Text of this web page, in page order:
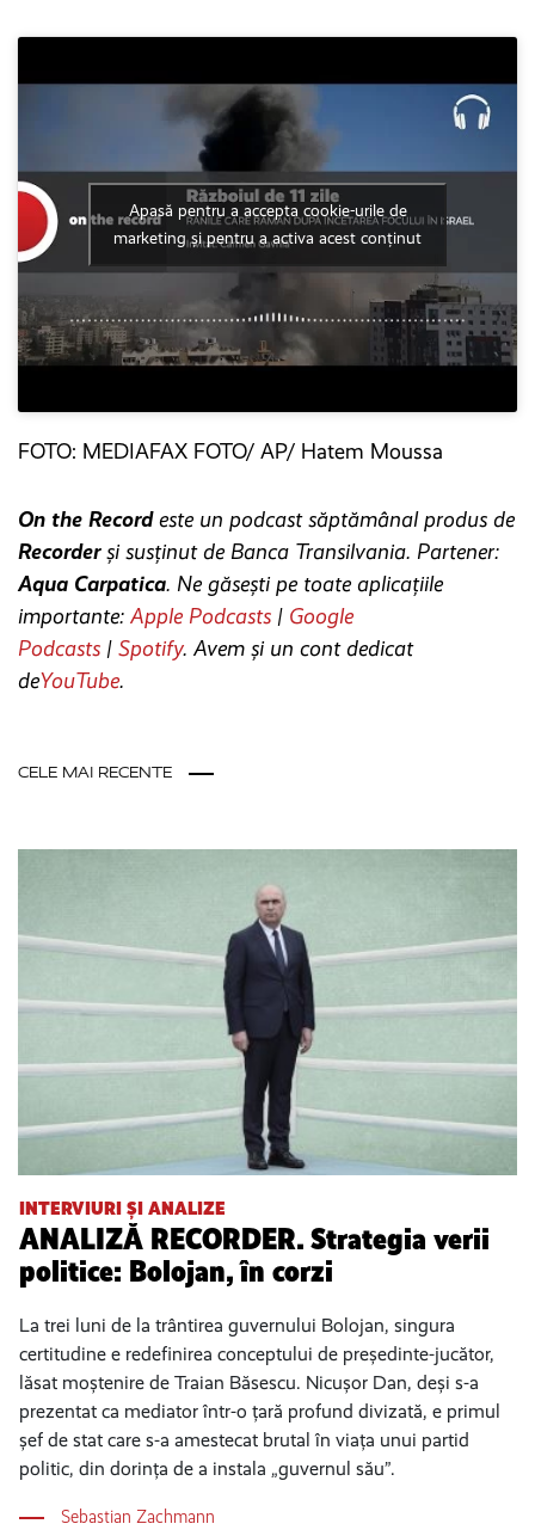
Apasă pentru a accepta cookie-urile de
marketing și pentru a activa acest conținut
FOTO: MEDIAFAX FOTO/ AP/ Hatem Moussa
On the Recordeste un podcast săptămânal produs de
Recorderși susținut de Banca Transilvania. Partener:
Aqua Carpatica. Ne găsești pe toate aplicațiile
importante: Apple Podcasts | Google
Podcasts | Spotify. Avem și un cont dedicat
deYouTube.
CELE MAI RECENTE
INTERVIURI ȘI ANALIZE
ANALIZĂ RECORDER. Strategia verii
politice: Bolojan, în corzi
La trei luni de la trântirea guvernului Bolojan, singura
certitudine e redefinirea conceptului de președinte-jucător,
lăsat moștenire de Traian Băsescu. Nicușor Dan, deși s-a
prezentat ca mediator într-o țară profund divizată, e primul
șef de stat care s-a amestecat brutal în viața unui partid
politic, din dorința de a instala „guvernul său”.
Sebastian Zachmann